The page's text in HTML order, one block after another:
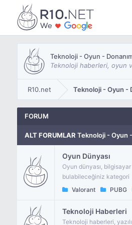
Teknoloji - Oyun -
Teknoloji haberleri, oyun
R10.net Teknoloji - Oyun -
FORUM
ALT FORUMLAR Teknoloji - Oyun
Oyun Dünyası
Oyun dünyası,
bulabileceğiniz kategori
Valorant
PUBG
Teknoloji Haberleri
Teknoloji haberleri,